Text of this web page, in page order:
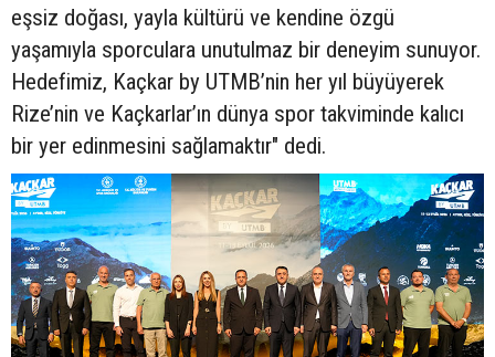
eşsiz doğası, yayla kültürü ve kendine özgü
yaşamıyla sporculara unutulmaz bir deneyim sunuyor.
Hedefimiz, Kaçkar by UTMB’nin her yıl büyüyerek
Rize’nin ve Kaçkarlar’ın dünya spor takviminde kalıcı
bir yer edinmesini sağlamaktır" dedi.